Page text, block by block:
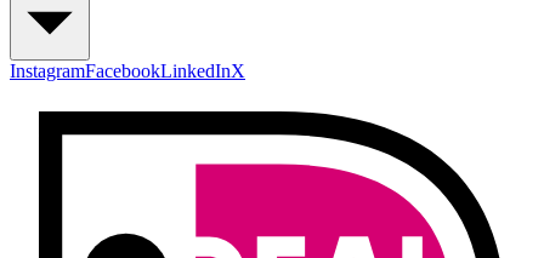
InstagramFacebookLinkedInX